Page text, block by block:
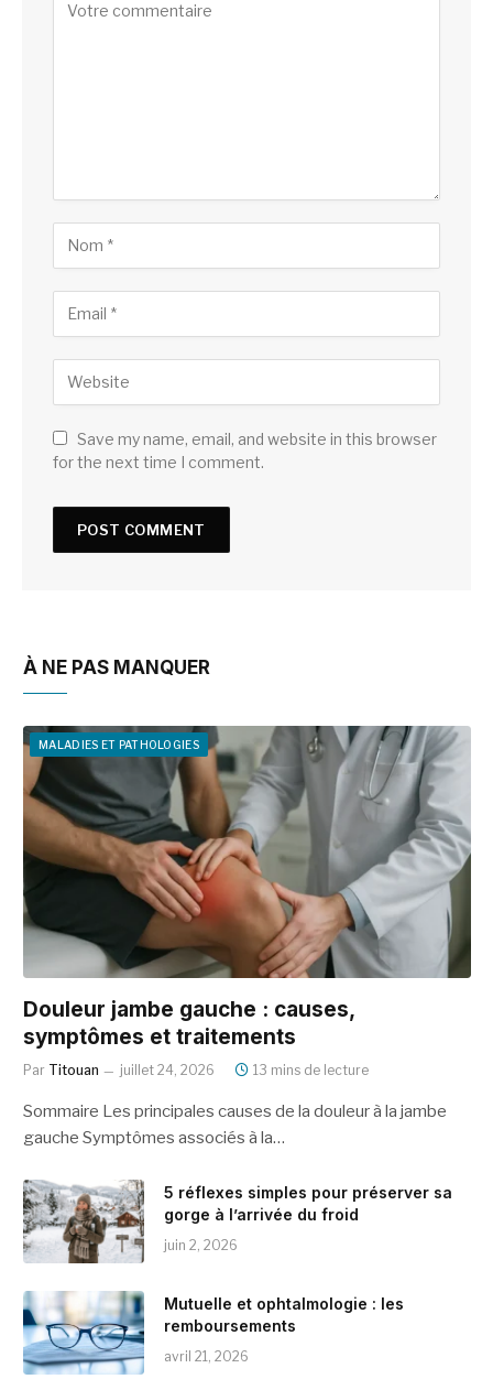
Save my name, email, and website in this browser
for the next time I comment.
À NE PAS MANQUER
MALADIES ET PATHOLOGIES
Douleur jambe gauche : causes,
symptômes et traitements
Par Titouan juillet 24, 2026 13 mins de lecture
Sommaire Les principales causes de la douleur à la jambe
gauche Symptômes associés à la…
5 réflexes simples pour préserver sa
gorge à l’arrivée du froid
juin 2, 2026
Mutuelle et ophtalmologie : les
remboursements
avril 21, 2026